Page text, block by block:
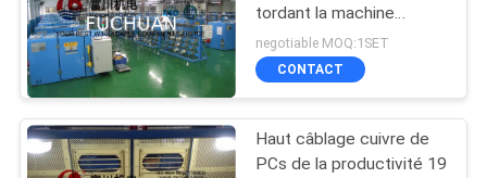
tordant la machine
opération facile
negotiable MOQ:1SET
CONTACT
Haut câblage cuivre de
PCs de la productivité 19